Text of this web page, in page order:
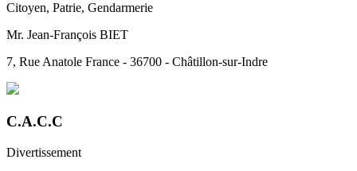
Citoyen, Patrie, Gendarmerie
Mr. Jean-François BIET
7, Rue Anatole France - 36700 - Châtillon-sur-Indre
C.A.C.C
Divertissement